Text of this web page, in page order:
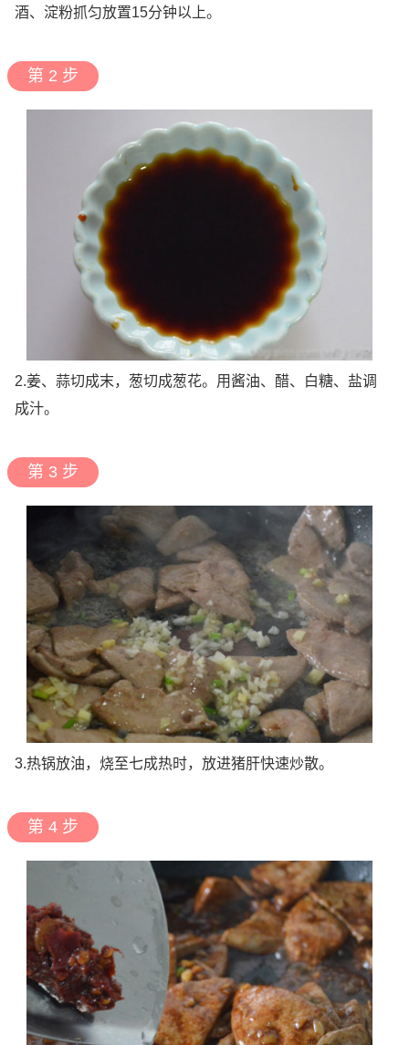
酒、淀粉抓匀放置15分钟以上。
第 2 步
2.姜、蒜切成末，葱切成葱花。用酱油、醋、白糖、盐调
成汁。
第 3 步
3.热锅放油，烧至七成热时，放进猪肝快速炒散。
第 4 步